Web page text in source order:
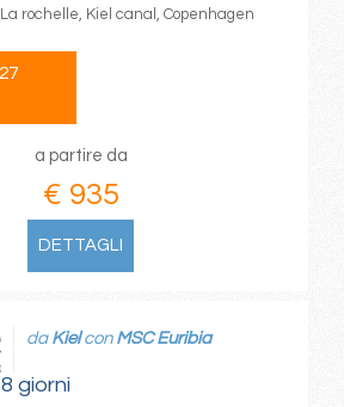
rochelle, Kiel canal, Copenhagen
a partire da
€ 935
DETTAGLI
giorni
da Kielcon MSC Euribia